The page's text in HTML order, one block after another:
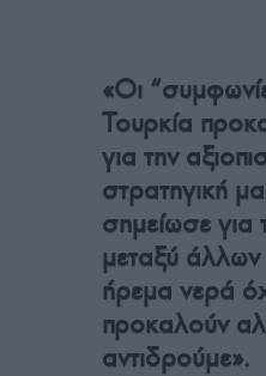
«Οι
Τουρκία
για την
στρατηγική
σημείωσε για
μεταξύ άλλων
ήρεμα νερά
προκαλούν
αντιδρούμε».